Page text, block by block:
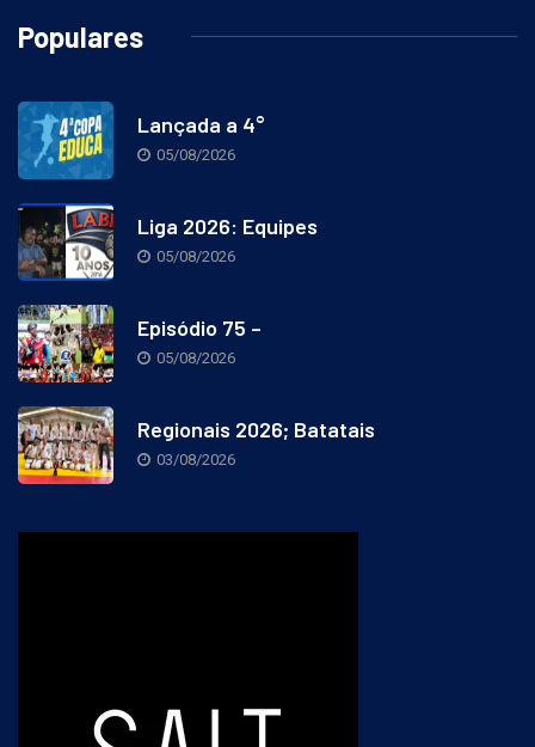
Populares
Lançada a 4°
05/08/2026
Liga 2026: Equipes
05/08/2026
Episódio 75 –
05/08/2026
Regionais 2026; Batatais
03/08/2026